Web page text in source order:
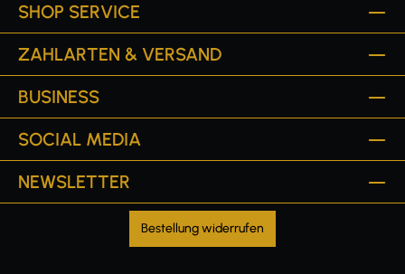
SHOP SERVICE
ZAHLARTEN & VERSAND
BUSINESS
SOCIAL MEDIA
NEWSLETTER
Bestellung widerrufen